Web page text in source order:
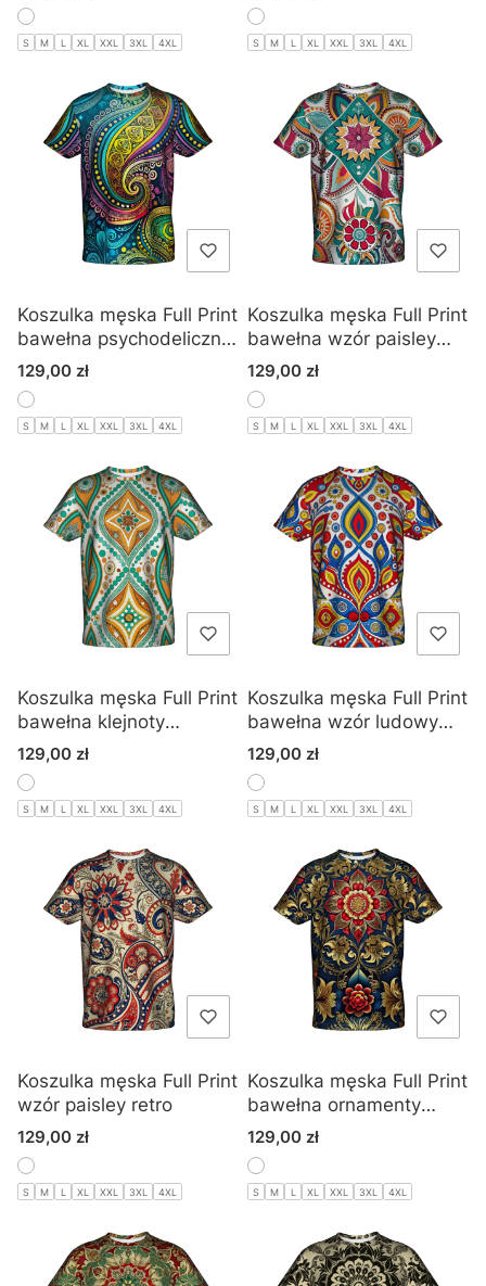
S M L XL XXL 3XL 4XL S M L XL XXL 3XL 4XL
Koszulka męska Full Print
bawełna psychodeliczny
wzór
Cena
129,00 zł
S M L XL XXL 3XL 4XL
Koszulka męska Full Print
bawełna wzór paisley
mandala
Cena
129,00 zł
S M L XL XXL 3XL 4XL
Koszulka męska Full Print
bawełna klejnoty
mozaika
Cena
129,00 zł
S M L XL XXL 3XL 4XL
Koszulka męska Full Print
bawełna wzór ludowy
folklor
Cena
129,00 zł
S M L XL XXL 3XL 4XL
Koszulka męska Full Print
wzór paisley retro
Cena
129,00 zł
S M L XL XXL 3XL 4XL
Koszulka męska Full Print
bawełna ornamenty
kwiatowe mandala
Cena
129,00 zł
S M L XL XXL 3XL 4XL